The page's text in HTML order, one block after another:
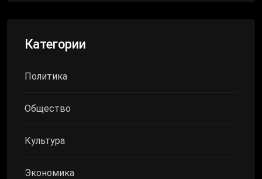
Категории
Политика
Общество
Культура
Экономика